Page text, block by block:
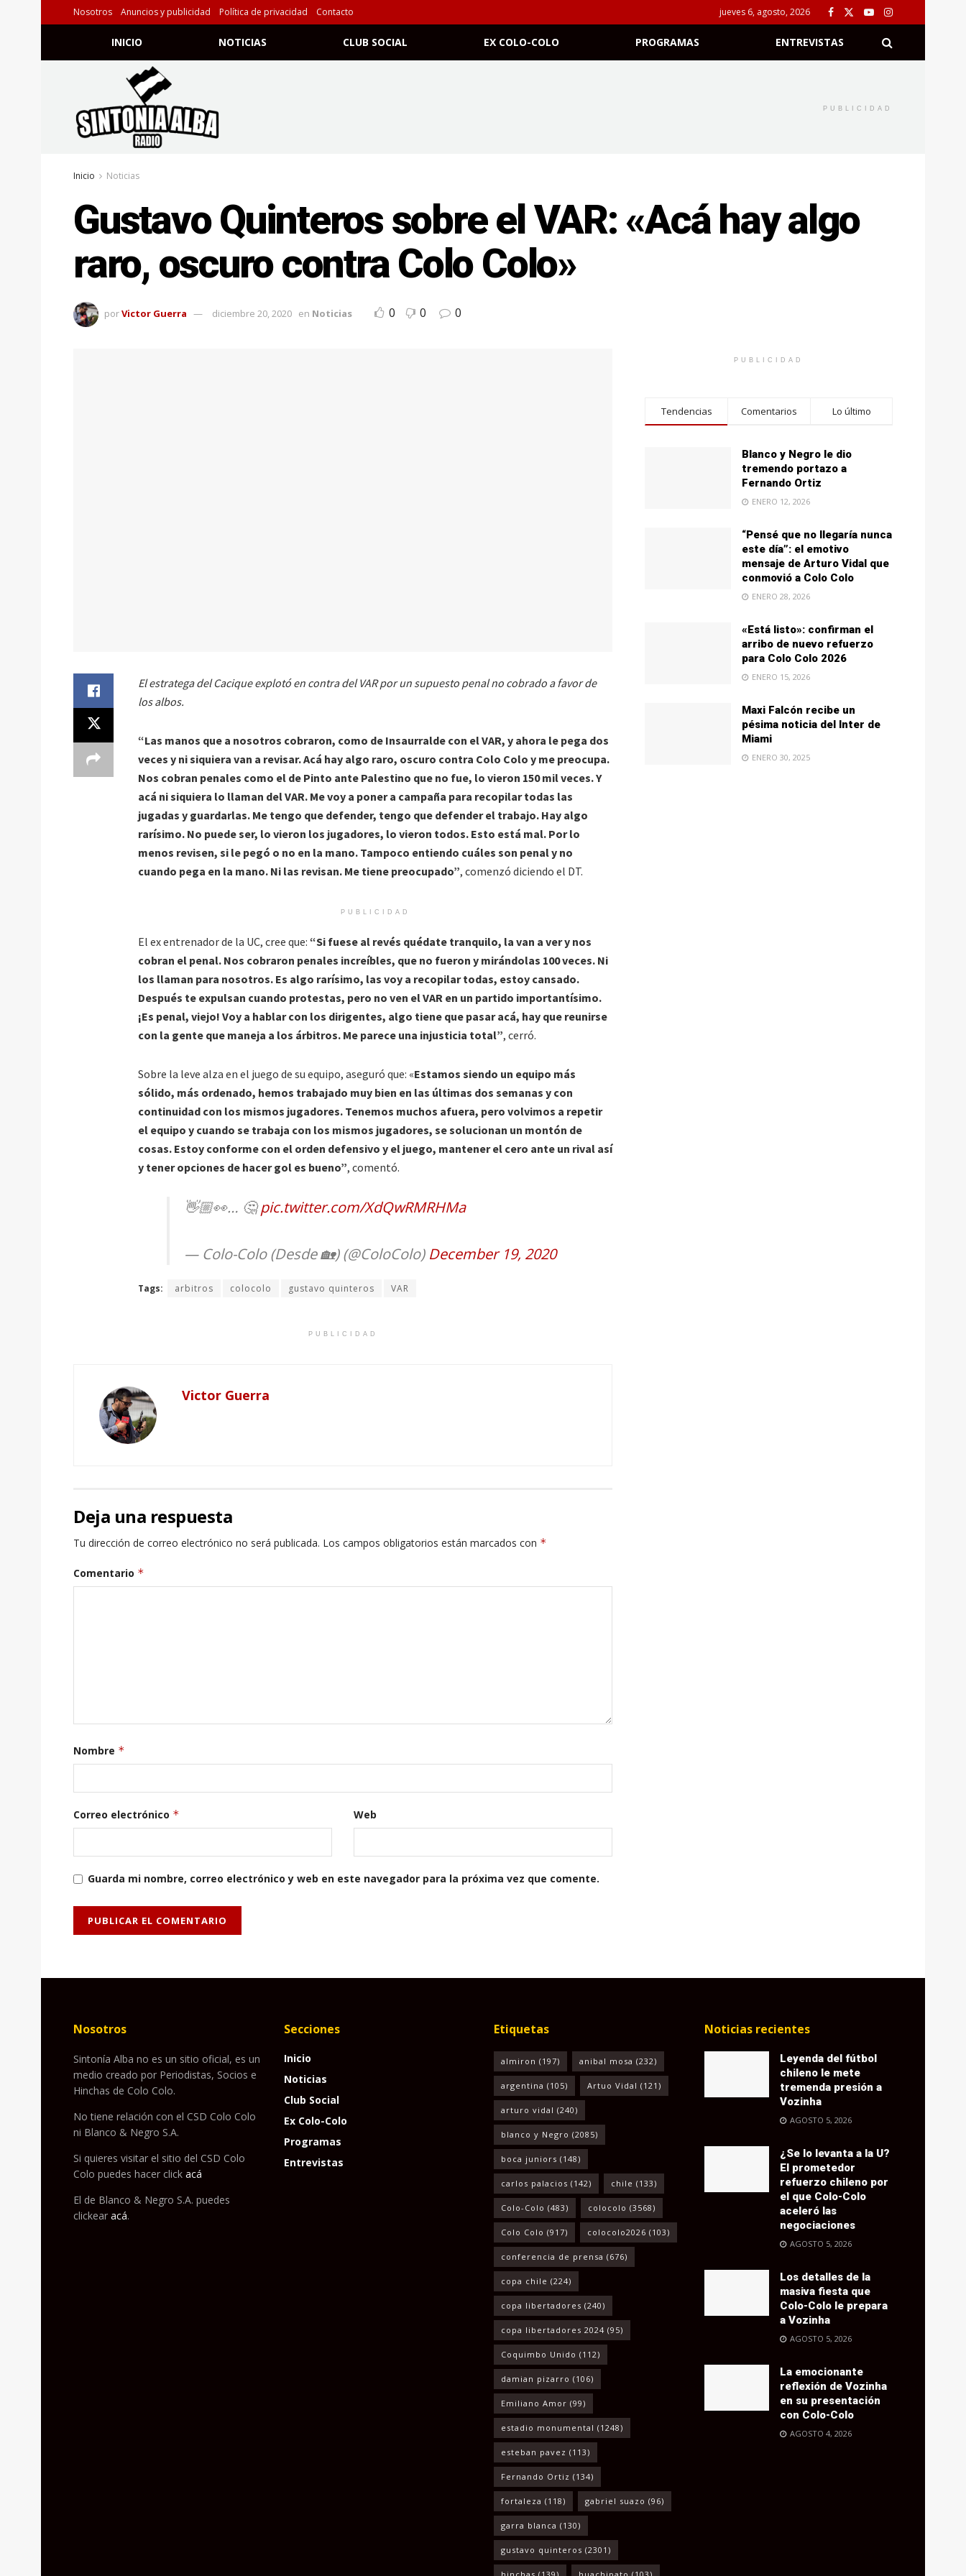
Nosotros Anuncios y publicidad Política de privacidad Contacto jueves 6, agosto, 2026
INICIO NOTICIAS CLUB SOCIAL EX COLO-COLO PROGRAMAS ENTREVISTAS
PUBLICIDAD
Inicio Noticias
Gustavo Quinteros sobre el VAR: «Acá hay algo
raro, oscuro contra Colo Colo»
porVictor Guerra diciembre 20, 2020 en Noticias 0 0 0
El estratega del Cacique explotó en contra del VAR por un supuesto penal no cobrado a favor de
los albos.
“Las manos que a nosotros cobraron, como de Insaurralde con el VAR, y ahora le pega dos
veces y ni siquiera van a revisar. Acá hay algo raro, oscuro contra Colo Colo y me preocupa.
Nos cobran penales como el de Pinto ante Palestino que no fue, lo vieron 150 mil veces. Y
acá ni siquiera lo llaman del VAR. Me voy a poner a campaña para recopilar todas las
jugadas y guardarlas. Me tengo que defender, tengo que defender el trabajo. Hay algo
rarísimo. No puede ser, lo vieron los jugadores, lo vieron todos. Esto está mal. Por lo
menos revisen, si le pegó o no en la mano. Tampoco entiendo cuáles son penal y no
cuando pega en la mano. Ni las revisan. Me tiene preocupado”, comenzó diciendo el DT.
PUBLICIDAD
El ex entrenador de la UC, cree que: “Si fuese al revés quédate tranquilo, la van a ver y nos
cobran el penal. Nos cobraron penales increíbles, que no fueron y mirándolas 100 veces. Ni
los llaman para nosotros. Es algo rarísimo, las voy a recopilar todas, estoy cansado.
Después te expulsan cuando protestas, pero no ven el VAR en un partido importantísimo.
¡Es penal, viejo! Voy a hablar con los dirigentes, algo tiene que pasar acá, hay que reunirse
con la gente que maneja a los árbitros. Me parece una injusticia total”, cerró.
Sobre la leve alza en el juego de su equipo, aseguró que: «Estamos siendo un equipo más
sólido, más ordenado, hemos trabajado muy bien en las últimas dos semanas y con
continuidad con los mismos jugadores. Tenemos muchos afuera, pero volvimos a repetir
el equipo y cuando se trabaja con los mismos jugadores, se solucionan un montón de
cosas. Estoy conforme con el orden defensivo y el juego, mantener el cero ante un rival así
y tener opciones de hacer gol es bueno”, comentó.
👋🏼👀… 🤔pic.twitter.com/XdQwRMRHMa
— Colo-Colo (Desde 🏡) (@ColoColo) December 19, 2020
Tags: arbitros colocolo gustavo quinteros VAR
PUBLICIDAD
Victor Guerra
Deja una respuesta
Tu dirección de correo electrónico no será publicada. Los campos obligatorios están marcados con *
Comentario *
Nombre *
Correo electrónico * Web
Guarda mi nombre, correo electrónico y web en este navegador para la próxima vez que comente.
PUBLICIDAD
Tendencias Comentarios Lo último
Blanco y Negro le dio
tremendo portazo a
Fernando Ortiz
ENERO 12, 2026
“Pensé que no llegaría nunca
este día”: el emotivo
mensaje de Arturo Vidal que
conmovió a Colo Colo
ENERO 28, 2026
«Está listo»: confirman el
arribo de nuevo refuerzo
para Colo Colo 2026
ENERO 15, 2026
Maxi Falcón recibe un
pésima noticia del Inter de
Miami
ENERO 30, 2025
Nosotros
Sintonía Alba no es un sitio oficial, es un
medio creado por Periodistas, Socios e
Hinchas de Colo Colo.
No tiene relación con el CSD Colo Colo
ni Blanco & Negro S.A.
Si quieres visitar el sitio del CSD Colo
Colo puedes hacer click acá
El de Blanco & Negro S.A. puedes
clickear acá.
Secciones
Inicio
Noticias
Club Social
Ex Colo-Colo
Programas
Entrevistas
Etiquetas
almiron (197) anibal mosa (232)
argentina (105) Artuo Vidal (121)
arturo vidal (240)
blanco y Negro (2085)
boca juniors (148)
carlos palacios (142) chile (133)
Colo-Colo (483) colocolo (3568)
Colo Colo (917) colocolo2026 (103)
conferencia de prensa (676)
copa chile (224)
copa libertadores (240)
copa libertadores 2024 (95)
Coquimbo Unido (112)
damian pizarro (106)
Emiliano Amor (99)
estadio monumental (1248)
esteban pavez (113)
Fernando Ortiz (134)
fortaleza (118) gabriel suazo (96)
garra blanca (130)
gustavo quinteros (2301)
Noticias recientes
Leyenda del fútbol
chileno le mete
tremenda presión a
Vozinha
AGOSTO 5, 2026
¿Se lo levanta a la U?
El prometedor
refuerzo chileno por
el que Colo-Colo
aceleró las
negociaciones
AGOSTO 5, 2026
Los detalles de la
masiva fiesta que
Colo-Colo le prepara
a Vozinha
AGOSTO 5, 2026
La emocionante
reflexión de Vozinha
en su presentación
con Colo-Colo
AGOSTO 4, 2026